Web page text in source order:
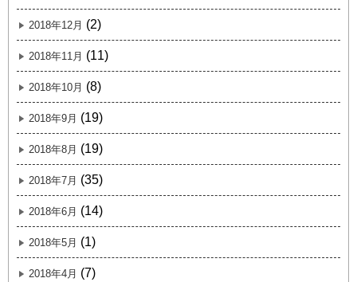
2018年12月 (2)
2018年11月 (11)
2018年10月 (8)
2018年9月 (19)
2018年8月 (19)
2018年7月 (35)
2018年6月 (14)
2018年5月 (1)
2018年4月 (7)